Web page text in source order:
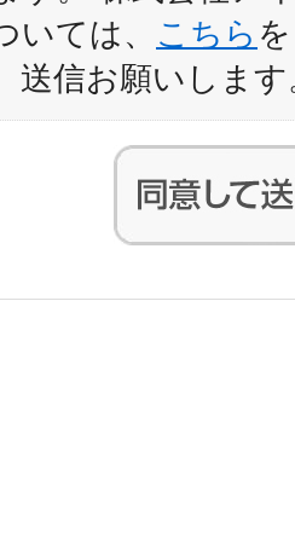
いては、 こちら
送信お願いします